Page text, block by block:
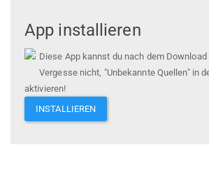
App installieren
Diese App kannst du nach dem
Vergesse nicht, "Unbekannte Quellen" in
aktivieren!
INSTALLIEREN